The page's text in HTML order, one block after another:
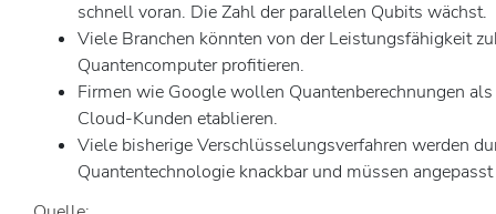
schnell voran. Die Zahl der parallelen Qubits wächst.
Viele Branchen könnten von der Leistungsfähigkeit
Quantencomputer profitieren.
Firmen wie Google wollen Quantenberechnungen als
Cloud-Kunden etablieren.
Viele bisherige Verschlüsselungsverfahren werden
Quantentechnologie knackbar und müssen